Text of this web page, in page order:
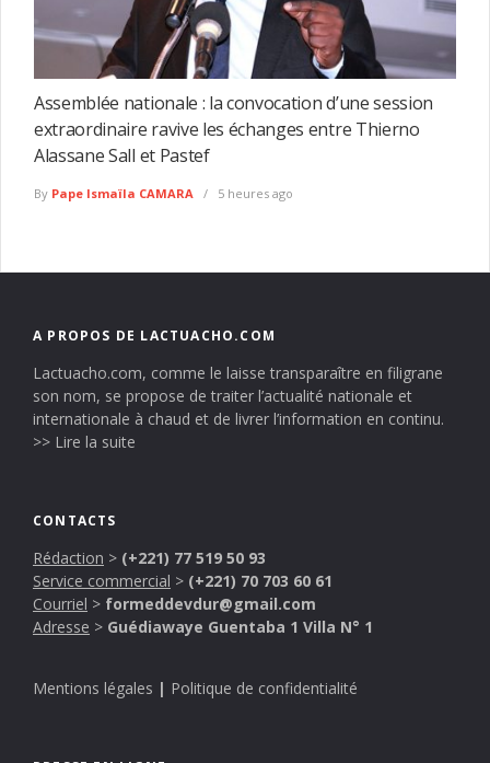
Assemblée nationale : la convocation d’une session
extraordinaire ravive les échanges entre Thierno
Alassane Sall et Pastef
By Pape Ismaïla CAMARA 5 heures ago
A PROPOS DE LACTUACHO.COM
Lactuacho.com, comme le laisse transparaître en filigrane
son nom, se propose de traiter l’actualité nationale et
internationale à chaud et de livrer l’information en continu.
>> Lire la suite
CONTACTS
Rédaction > (+221) 77 519 50 93
Service commercial > (+221) 70 703 60 61
Courriel > formeddevdur@gmail.com
Adresse > Guédiawaye Guentaba 1 Villa N° 1
Mentions légales | Politique de confidentialité